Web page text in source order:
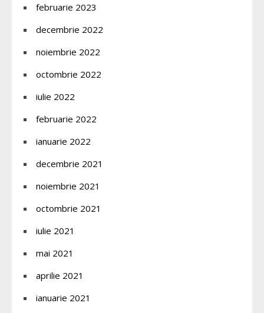
februarie 2023
decembrie 2022
noiembrie 2022
octombrie 2022
iulie 2022
februarie 2022
ianuarie 2022
decembrie 2021
noiembrie 2021
octombrie 2021
iulie 2021
mai 2021
aprilie 2021
ianuarie 2021